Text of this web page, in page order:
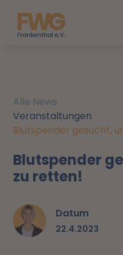
Alle News
Veranstaltungen
Blutspender gesucht,
Blutspender
zu retten!
Datum
22.4.2023